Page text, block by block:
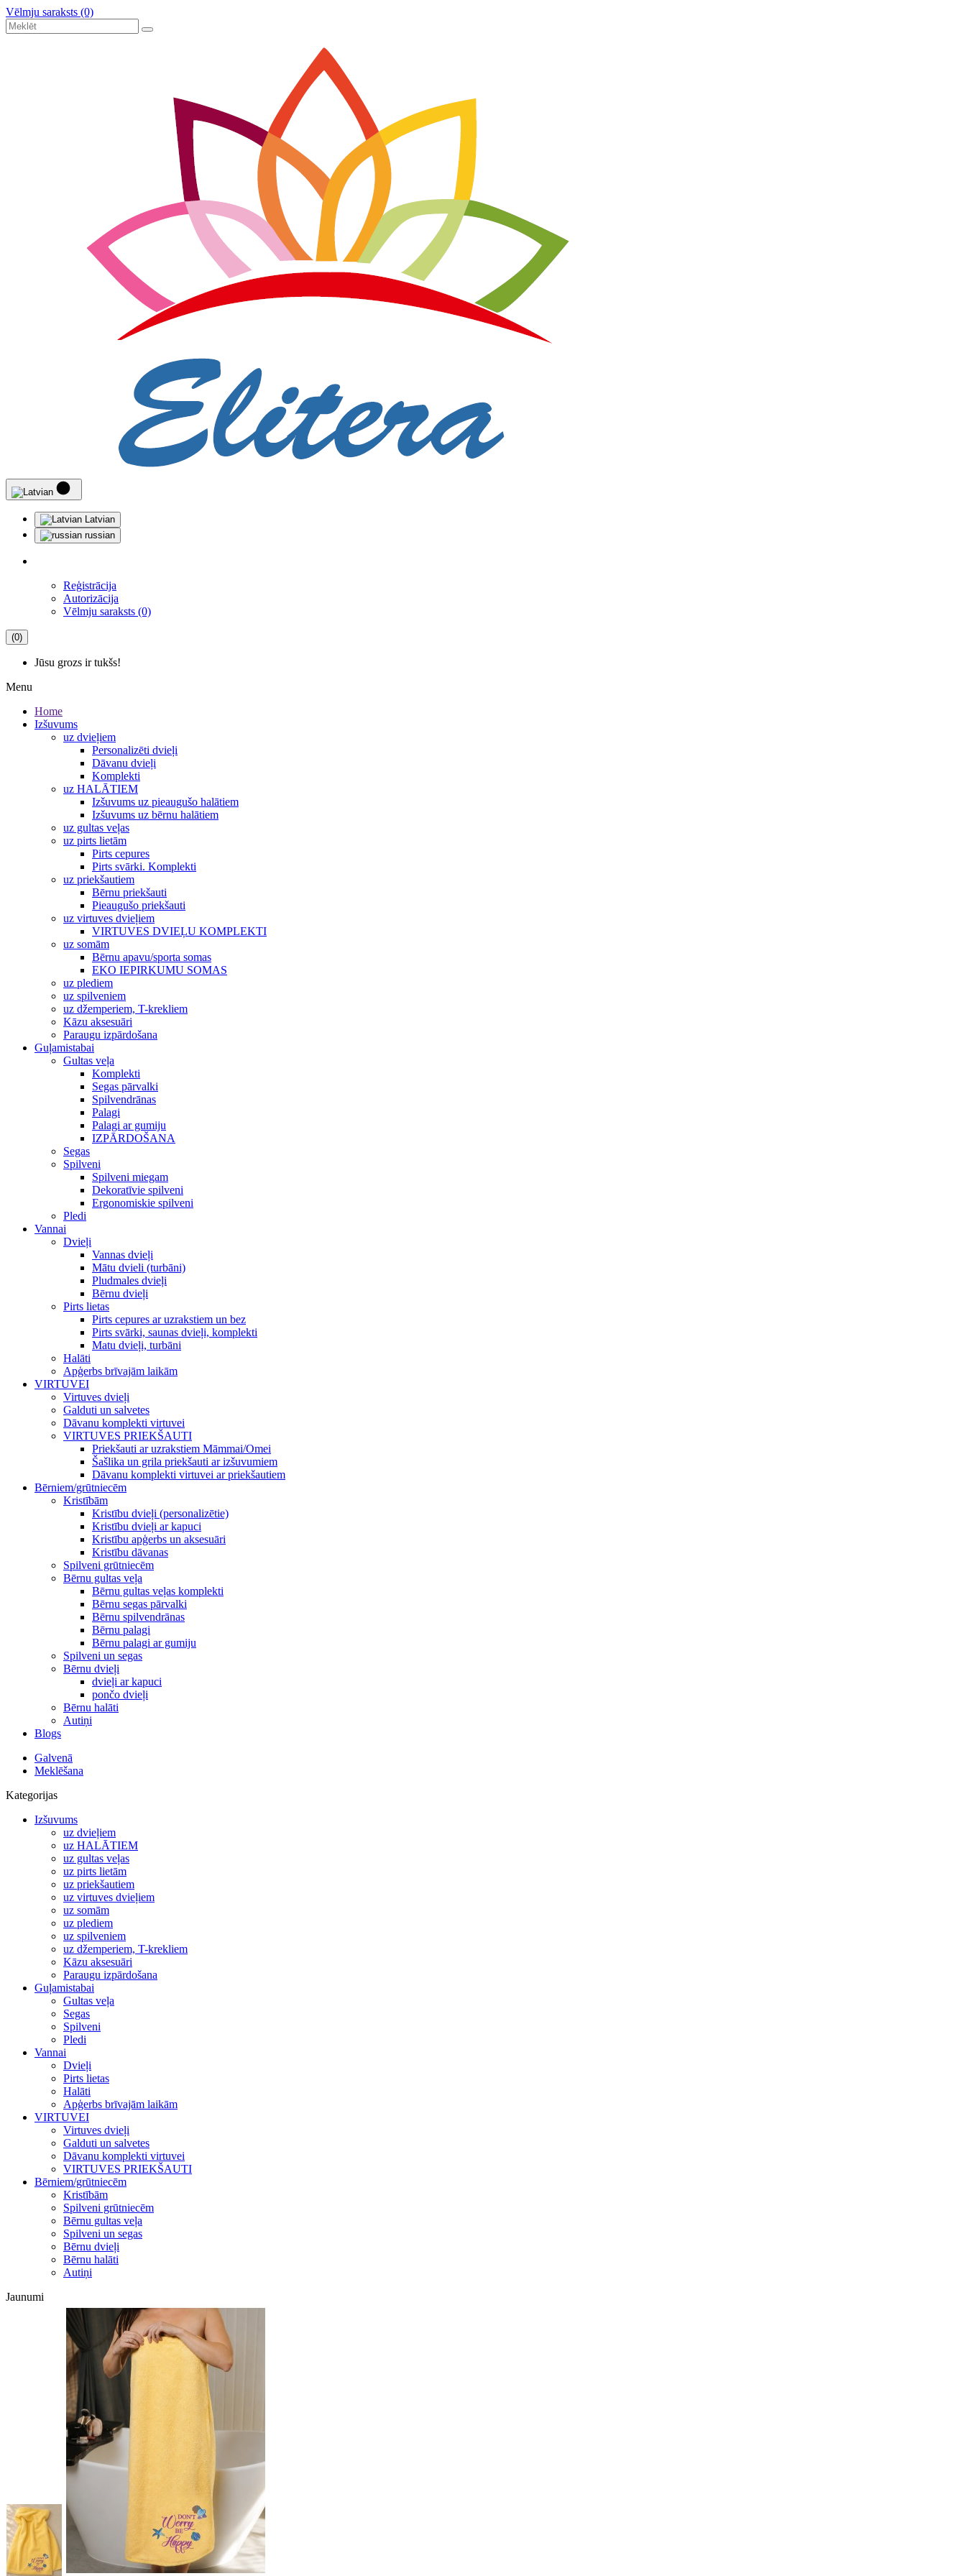
Vēlmju saraksts (0)
Latvian
russian
Reģistrācija
Autorizācija
Vēlmju saraksts (0)
(0)
Jūsu grozs ir tukšs!
Menu
Home
Izšuvums
uz dvieļiem
Personalizēti dvieļi
Dāvanu dvieļi
Komplekti
uz HALĀTIEM
Izšuvums uz pieaugušo halātiem
Izšuvums uz bērnu halātiem
uz gultas veļas
uz pirts lietām
Pirts cepures
Pirts svārki. Komplekti
uz priekšautiem
Bērnu priekšauti
Pieaugušo priekšauti
uz virtuves dvieļiem
VIRTUVES DVIEĻU KOMPLEKTI
uz somām
Bērnu apavu/sporta somas
EKO IEPIRKUMU SOMAS
uz plediem
uz spilveniem
uz džemperiem, T-krekliem
Kāzu aksesuāri
Paraugu izpārdošana
Guļamistabai
Gultas veļa
Komplekti
Segas pārvalki
Spilvendrānas
Palagi
Palagi ar gumiju
IZPĀRDOŠANA
Segas
Spilveni
Spilveni miegam
Dekoratīvie spilveni
Ergonomiskie spilveni
Pledi
Vannai
Dvieļi
Vannas dvieļi
Mātu dvieli (turbāni)
Pludmales dvieļi
Bērnu dvieļi
Pirts lietas
Pirts cepures ar uzrakstiem un bez
Pirts svārki, saunas dvieļi, komplekti
Matu dvieļi, turbāni
Halāti
Apģerbs brīvajām laikām
VIRTUVEI
Virtuves dvieļi
Galduti un salvetes
Dāvanu komplekti virtuvei
VIRTUVES PRIEKŠAUTI
Priekšauti ar uzrakstiem Māmmai/Omei
Šašlika un grila priekšauti ar izšuvumiem
Dāvanu komplekti virtuvei ar priekšautiem
Bērniem/grūtniecēm
Kristībām
Kristību dvieļi (personalizētie)
Kristību dvieļi ar kapuci
Kristību apģerbs un aksesuāri
Kristību dāvanas
Spilveni grūtniecēm
Bērnu gultas veļa
Bērnu gultas veļas komplekti
Bērnu segas pārvalki
Bērnu spilvendrānas
Bērnu palagi
Bērnu palagi ar gumiju
Spilveni un segas
Bērnu dvieļi
dvieļi ar kapuci
pončo dvieļi
Bērnu halāti
Autiņi
Blogs
Galvenā
Meklēšana
Kategorijas
Izšuvums
uz dvieļiem
uz HALĀTIEM
uz gultas veļas
uz pirts lietām
uz priekšautiem
uz virtuves dvieļiem
uz somām
uz plediem
uz spilveniem
uz džemperiem, T-krekliem
Kāzu aksesuāri
Paraugu izpārdošana
Guļamistabai
Gultas veļa
Segas
Spilveni
Pledi
Vannai
Dvieļi
Pirts lietas
Halāti
Apģerbs brīvajām laikām
VIRTUVEI
Virtuves dvieļi
Galduti un salvetes
Dāvanu komplekti virtuvei
VIRTUVES PRIEKŠAUTI
Bērniem/grūtniecēm
Kristībām
Spilveni grūtniecēm
Bērnu gultas veļa
Spilveni un segas
Bērnu dvieļi
Bērnu halāti
Autiņi
Jaunumi